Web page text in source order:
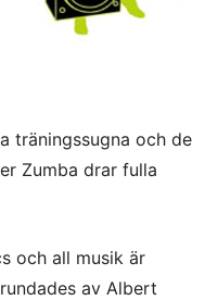
träningssugna och de
Zumba drar fulla
och all musik är
av Albert